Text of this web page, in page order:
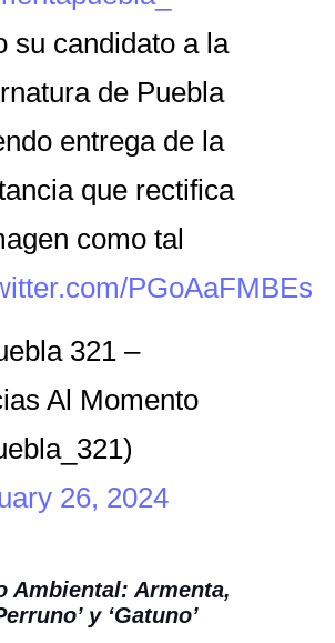
su candidato a la
de Puebla
entrega de la
que rectifica
como tal
PGoAaFMBEs
321 –
Al Momento
26, 2024
Ambiental: Armenta,
y ‘Gatuno’